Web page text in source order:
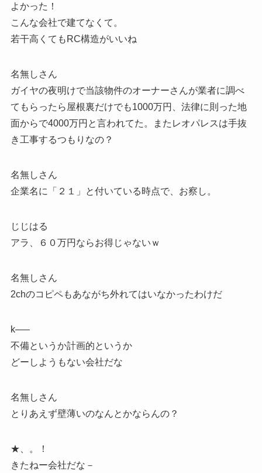
よかった！
こんな会社で建てなくて。
若干高くてもRC構造がいいね
名無しさん
ガイヤの夜明けで当該物件のオーナーさんが業者に調べ
てもらったら屋根裏だけでも1000万円、法律に則った地
面からで4000万円と言われてた。またレオパレスは手抜
き工事するつもりなの？
名無しさん
企業名に「２１」と付いている時点で、お察し。
じじはる
アラ、６０万円ならお得じゃないｗ
名無しさん
2chのコピペもあながち外れてはいなかったわけだ
k—–
不備というか計画的というか
どーしようもない会社だな
名無しさん
とりあえず壁薄いのなんとかならんの？
★、。！
きたねー会社だな－